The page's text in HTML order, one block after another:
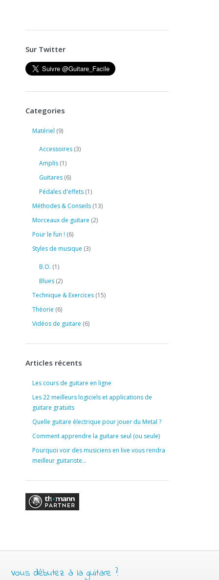
Sur Twitter
Categories
Matériel (9)
Accessoires (3)
Amplis (1)
Guitares (6)
Pédales d'effets (1)
Méthodes & Conseils (13)
Morceaux de guitare (2)
Pour le fun ! (6)
Styles de musique (3)
B.O. (1)
Blues (2)
Technique & Exercices (15)
Théorie (6)
Vidéos de guitare (6)
Articles récents
Les cours de guitare en ligne
Les 22 meilleurs logiciels et applications de
guitare gratuits
Quelle guitare électrique pour jouer du Metal ?
Comment apprendre la guitare seul (ou seule)
Pourquoi voir des musiciens en live vous rendra
meilleur guitariste…
Vous débutez à la guitare ?